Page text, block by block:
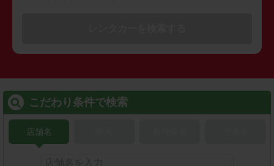
こだわり条件で検索
店舗名